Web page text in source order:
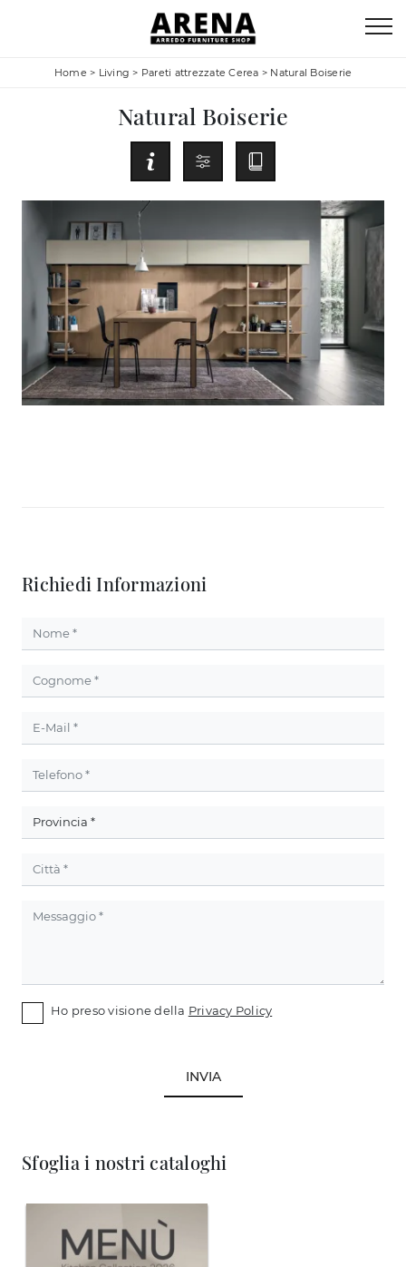
Home > Living > Pareti attrezzate Cerea > Natural Boiserie
Natural Boiserie
Sfoglia i nostri cataloghi
Richiedi Informazioni
Ho preso visione della Privacy Policy
INVIA